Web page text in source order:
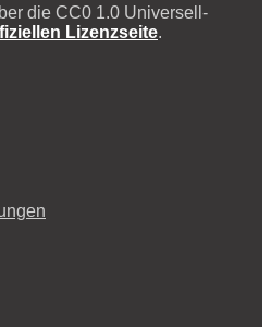
die CC0 1.0 Universell-
Lizenzseite.